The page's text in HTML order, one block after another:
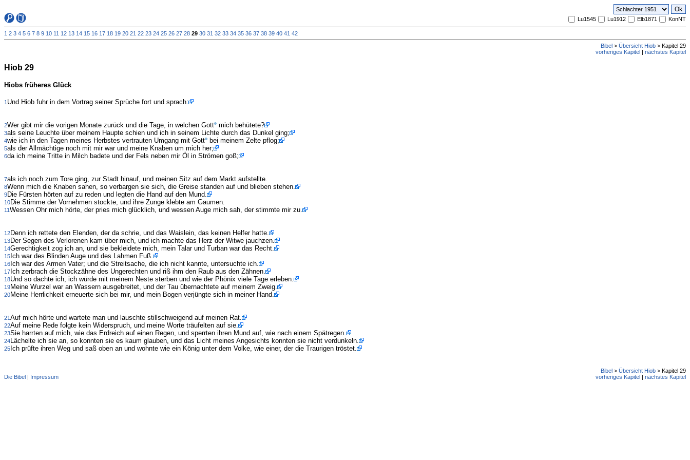
Lu1545 Lu1912 Elb1871 KonNT
1 2 3 4 5 6 7 8 9 10 11 12 13 14 15 16 17 18 19 20 21 22 23 24 25 26 27 28 29 30 31 32 33 34 35 36 37 38 39 40 41 42
Bibel > Übersicht Hiob > Kapitel 29
vorheriges Kapitel | nächstes Kapitel
Hiob 29
Hiobs früheres Glück
1 Und Hiob fuhr in dem Vortrag seiner Sprüche fort und sprach:
2Wer gibt mir die vorigen Monate zurück und die Tage, in welchen Gott mich behütete?
3als seine Leuchte über meinem Haupte schien und ich in seinem Lichte durch das Dunkel ging;
4wie ich in den Tagen meines Herbstes vertrauten Umgang mit Gott bei meinem Zelte pflog;
5als der Allmächtige noch mit mir war und meine Knaben um mich her;
6da ich meine Tritte in Milch badete und der Fels neben mir Öl in Strömen goß;
7als ich noch zum Tore ging, zur Stadt hinauf, und meinen Sitz auf dem Markt aufstellte.
8Wenn mich die Knaben sahen, so verbargen sie sich, die Greise standen auf und blieben stehen.
9Die Fürsten hörten auf zu reden und legten die Hand auf den Mund.
10Die Stimme der Vornehmen stockte, und ihre Zunge klebte am Gaumen.
11Wessen Ohr mich hörte, der pries mich glücklich, und wessen Auge mich sah, der stimmte mir zu.
12Denn ich rettete den Elenden, der da schrie, und das Waislein, das keinen Helfer hatte.
13Der Segen des Verlorenen kam über mich, und ich machte das Herz der Witwe jauchzen.
14Gerechtigkeit zog ich an, und sie bekleidete mich, mein Talar und Turban war das Recht.
15 Ich war des Blinden Auge und des Lahmen Fuß.
16 Ich war des Armen Vater; und die Streitsache, die ich nicht kannte, untersuchte ich.
17 Ich zerbrach die Stockzähne des Ungerechten und riß ihm den Raub aus den Zähnen.
18Und so dachte ich, ich würde mit meinem Neste sterben und wie der Phönix viele Tage erleben.
19Meine Wurzel war an Wassern ausgebreitet, und der Tau übernachtete auf meinem Zweig.
20Meine Herrlichkeit erneuerte sich bei mir, und mein Bogen verjüngte sich in meiner Hand.
21Auf mich hörte und wartete man und lauschte stillschweigend auf meinen Rat.
22Auf meine Rede folgte kein Widerspruch, und meine Worte träufelten auf sie.
23Sie harrten auf mich, wie das Erdreich auf einen Regen, und sperrten ihren Mund auf, wie nach einem Spätregen.
24Lächelte ich sie an, so konnten sie es kaum glauben, und das Licht meines Angesichts konnten sie nicht verdunkeln.
25 Ich prüfte ihren Weg und saß oben an und wohnte wie ein König unter dem Volke, wie einer, der die Traurigen tröstet.
Bibel > Übersicht Hiob > Kapitel 29
Die Bibel | Impressum vorheriges Kapitel | nächstes Kapitel